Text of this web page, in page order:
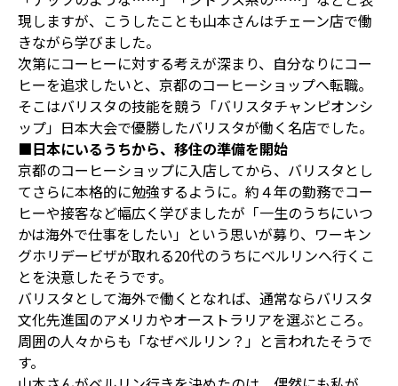
現しますが、こうしたことも山本さんはチェーン店で働
きながら学びました。
次第にコーヒーに対する考えが深まり、自分なりにコー
ヒーを追求したいと、京都のコーヒーショップへ転職。
そこはバリスタの技能を競う「バリスタチャンピオンシ
ップ」日本大会で優勝したバリスタが働く名店でした。
■日本にいるうちから、移住の準備を開始
京都のコーヒーショップに入店してから、バリスタとし
てさらに本格的に勉強するように。約４年の勤務でコー
ヒーや接客など幅広く学びましたが「一生のうちにいつ
かは海外で仕事をしたい」という思いが募り、ワーキン
グホリデービザが取れる20代のうちにベルリンへ行くこ
とを決意したそうです。
バリスタとして海外で働くとなれば、通常ならバリスタ
文化先進国のアメリカやオーストラリアを選ぶところ。
周囲の人々からも「なぜベルリン？」と言われたそうで
す。